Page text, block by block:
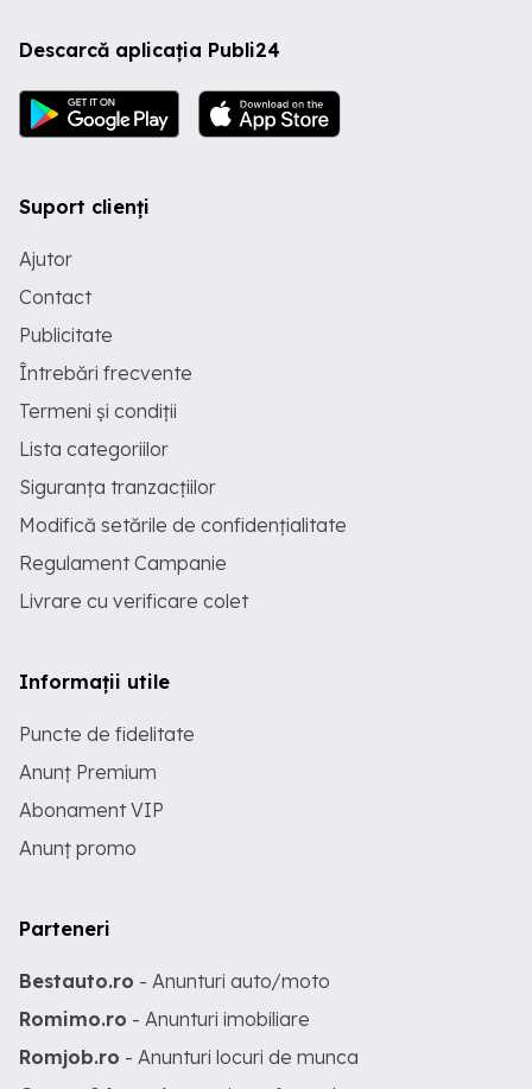
Descarcă aplicația Publi24
Suport clienți
Ajutor
Contact
Publicitate
Întrebări frecvente
Termeni și condiții
Lista categoriilor
Siguranța tranzacțiilor
Modifică setările de confidențialitate
Regulament Campanie
Livrare cu verificare colet
Informații utile
Puncte de fidelitate
Anunț Premium
Abonament VIP
Anunț promo
Parteneri
Bestauto.ro - Anunturi auto/moto
Romimo.ro - Anunturi imobiliare
Romjob.ro - Anunturi locuri de munca